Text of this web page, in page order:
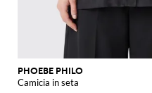
PHOEBE PHILO
Camicia in seta